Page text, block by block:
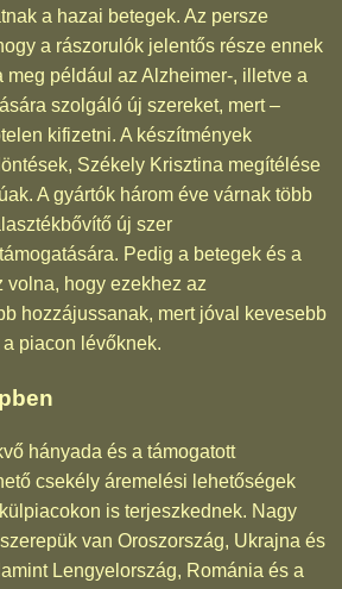
a hazai betegek. Az persze
a rászorulók jelentős része ennek
például az Alzheimer-, illetve a
szolgáló új szereket, mert –
kifizetni. A készítmények
Székely Krisztina megítélése
A gyártók három éve várnak több
új szer
Pedig a betegek és a
volna, hogy ezekhez az
hozzájussanak, mert jóval kevesebb
piacon lévőknek.
hányada és a támogatott
csekély áremelési lehetőségek
is terjeszkednek. Nagy
van Oroszország, Ukrajna és
Lengyelország, Románia és a